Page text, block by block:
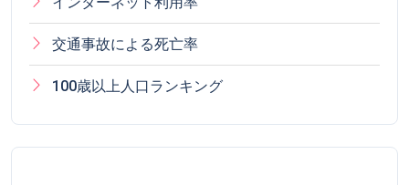
交通事故による死亡率
100歳以上人口ランキング